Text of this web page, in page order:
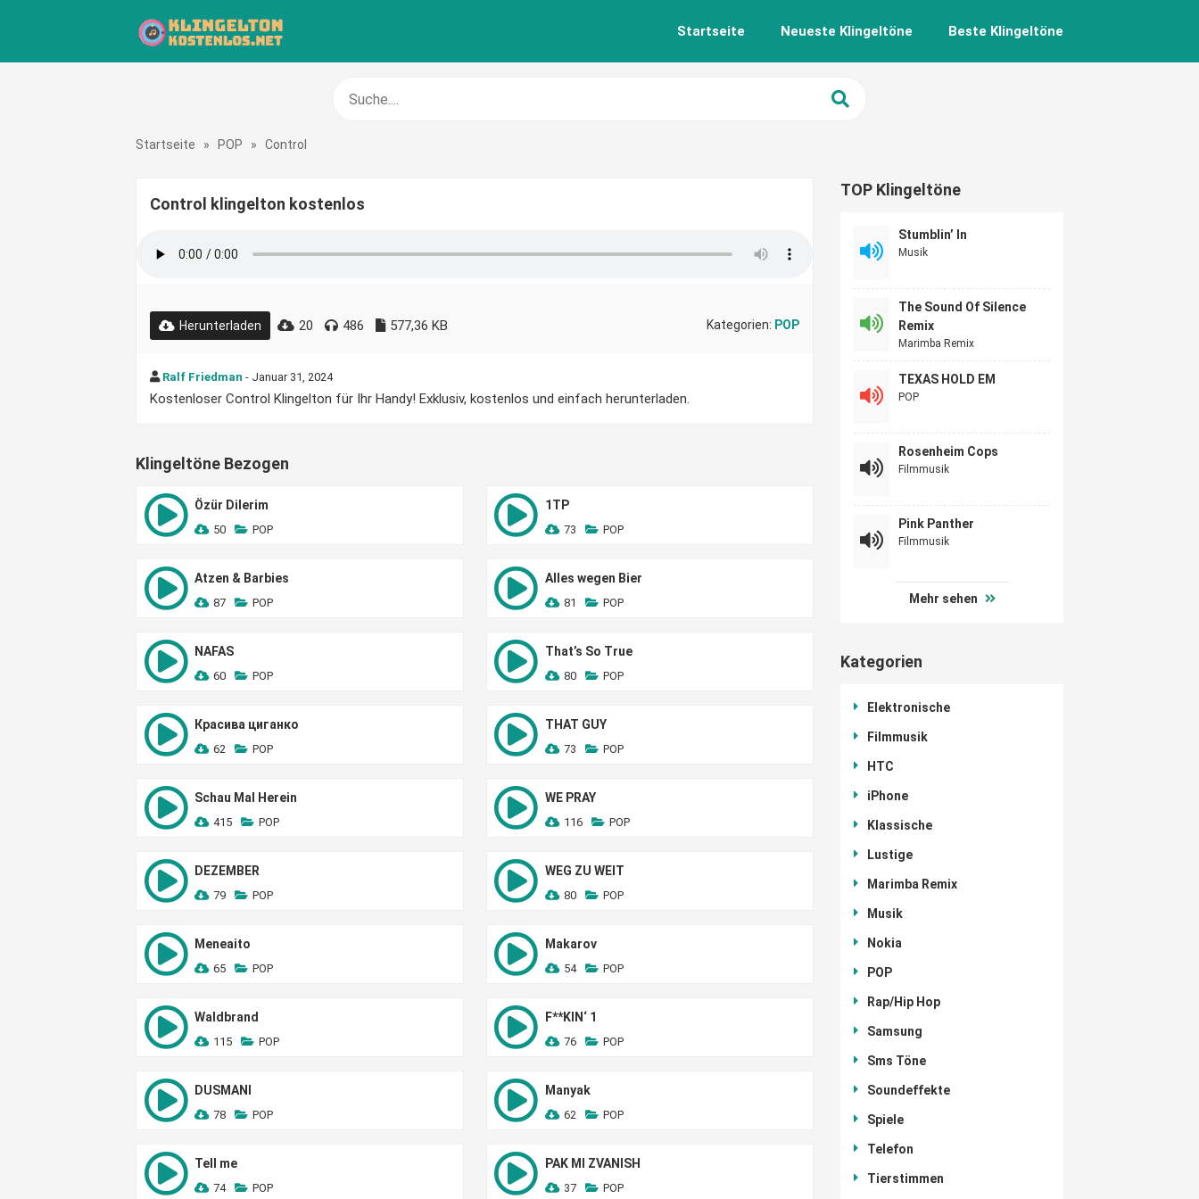
Startseite Neueste Klingeltöne Beste Klingeltöne
Startseite » POP » Control
Control klingelton kostenlos
Herunterladen 20 486 577,36 KB Kategorien: POP
Ralf Friedman - Januar 31, 2024
Kostenloser Control Klingelton für Ihr Handy! Exklusiv, kostenlos und einfach herunterladen.
Klingeltöne Bezogen
Özür Dilerim
50 POP
1TP
73 POP
Atzen & Barbies
87 POP
Alles wegen Bier
81 POP
NAFAS
60 POP
That’s So True
80 POP
Красива циганко
62 POP
THAT GUY
73 POP
Schau Mal Herein
415 POP
WE PRAY
116 POP
DEZEMBER
79 POP
WEG ZU WEIT
80 POP
Meneaito
65 POP
Makarov
54 POP
Waldbrand
115 POP
F**KIN‘ 1
76 POP
DUSMANI
78 POP
Manyak
62 POP
Tell me
74 POP
PAK MI ZVANISH
37 POP
TOP Klingeltöne
Stumblin’ In
Musik
The Sound Of Silence
Remix
Marimba Remix
TEXAS HOLD EM
POP
Rosenheim Cops
Filmmusik
Pink Panther
Filmmusik
Mehr sehen
Kategorien
Elektronische
Filmmusik
HTC
iPhone
Klassische
Lustige
Marimba Remix
Musik
Nokia
POP
Rap/Hip Hop
Samsung
Sms Töne
Soundeffekte
Spiele
Telefon
Tierstimmen